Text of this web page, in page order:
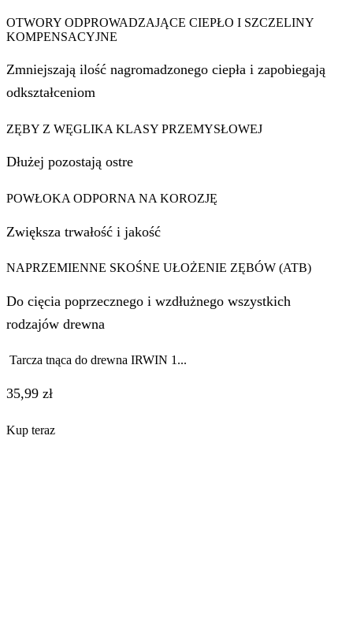
OTWORY ODPROWADZAJĄCE CIEPŁO I SZCZELINY
KOMPENSACYJNE
Zmniejszają ilość nagromadzonego ciepła i zapobiegają
odkształceniom
ZĘBY Z WĘGLIKA KLASY PRZEMYSŁOWEJ
Dłużej pozostają ostre
POWŁOKA ODPORNA NA KOROZJĘ
Zwiększa trwałość i jakość
NAPRZEMIENNE SKOŚNE UŁOŻENIE ZĘBÓW (ATB)
Do cięcia poprzecznego i wzdłużnego wszystkich
rodzajów drewna
Tarcza tnąca do drewna IRWIN 1...
35,99 zł
Kup teraz